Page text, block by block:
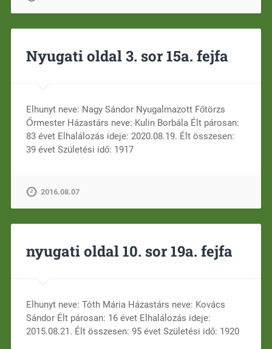
Nyugati oldal 3. sor 15a. fejfa
Elhunyt neve: Nagy Sándor Nyugalmazott Főtörzs
Őrmester Házastárs neve: Kulin Borbála Élt párosan:
83 évet Elhalálozás ideje: 2020.08.19. Élt összesen:
39 évet Születési idő: 1917
2016.08.07
nyugati oldal 10. sor 19a. fejfa
Elhunyt neve: Tóth Mária Házastárs neve: Kovács
Sándor Élt párosan: 16 évet Elhalálozás ideje:
2015.08.21. Élt összesen: 95 évet Születési idő: 1920